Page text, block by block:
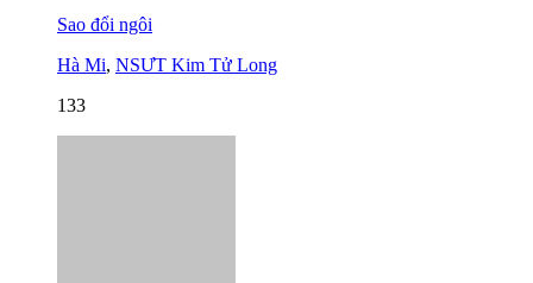
Sao đổi ngôi
Hà Mi, NSƯT Kim Tử Long
133